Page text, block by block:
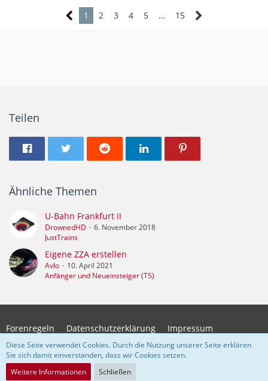
1 2 3 4 5 … 15
Teilen
Ähnliche Themen
U-Bahn Frankfurt II
DrownedHD
6. November 2018
JustTrains
Eigene ZZA erstellen
Avlo
10. April 2021
Anfänger und Neueinsteiger (TS)
Forenregeln Datenschutzerklärung Impressum
Community-Software:
Diese Seite verwendet Cookies. Durch die Nutzung unserer Seite erklären
Sie sich damit einverstanden, dass wir Cookies setzen.
Weitere Informationen
Schließen